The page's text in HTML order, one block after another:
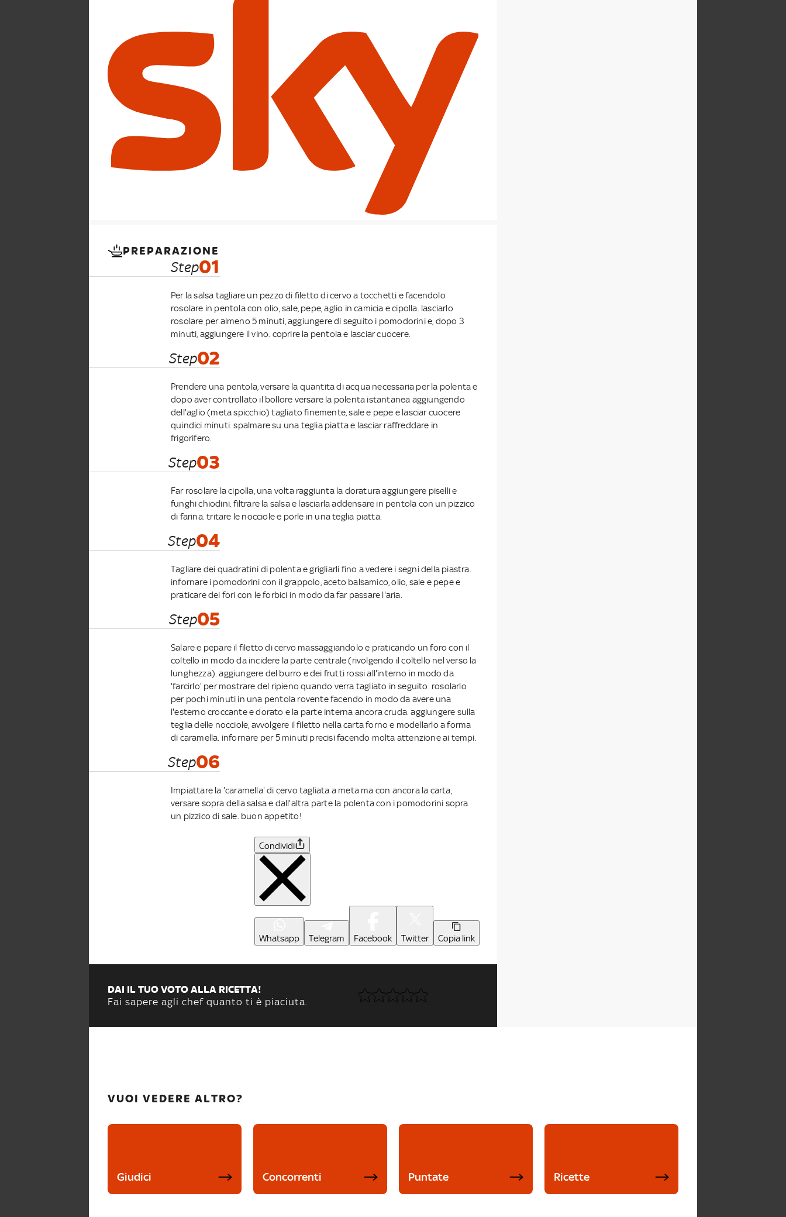
PREPARAZIONE
Step01
Per la salsa tagliare un pezzo di filetto di cervo a tocchetti e facendolo
rosolare in pentola con olio, sale, pepe, aglio in camicia e cipolla. lasciarlo
rosolare per almeno 5 minuti, aggiungere di seguito i pomodorini e, dopo 3
minuti, aggiungere il vino. coprire la pentola e lasciar cuocere.
Step02
Prendere una pentola, versare la quantita di acqua necessaria per la polenta e
dopo aver controllato il bollore versare la polenta istantanea aggiungendo
dell'aglio (meta spicchio) tagliato finemente, sale e pepe e lasciar cuocere
quindici minuti. spalmare su una teglia piatta e lasciar raffreddare in
frigorifero.
Step03
Far rosolare la cipolla, una volta raggiunta la doratura aggiungere piselli e
funghi chiodini. filtrare la salsa e lasciarla addensare in pentola con un pizzico
di farina. tritare le nocciole e porle in una teglia piatta.
Step04
Tagliare dei quadratini di polenta e grigliarli fino a vedere i segni della piastra.
infornare i pomodorini con il grappolo, aceto balsamico, olio, sale e pepe e
praticare dei fori con le forbici in modo da far passare l'aria.
Step05
Salare e pepare il filetto di cervo massaggiandolo e praticando un foro con il
coltello in modo da incidere la parte centrale (rivolgendo il coltello nel verso la
lunghezza). aggiungere del burro e dei frutti rossi all'interno in modo da
'farcirlo' per mostrare del ripieno quando verra tagliato in seguito. rosolarlo
per pochi minuti in una pentola rovente facendo in modo da avere una
l'esterno croccante e dorato e la parte interna ancora cruda. aggiungere sulla
teglia delle nocciole, avvolgere il filetto nella carta forno e modellarlo a forma
di caramella. infornare per 5 minuti precisi facendo molta attenzione ai tempi.
Step06
Impiattare la 'caramella' di cervo tagliata a meta ma con ancora la carta,
versare sopra della salsa e dall'altra parte la polenta con i pomodorini sopra
un pizzico di sale. buon appetito!
Condividi
Whatsapp Telegram Facebook Twitter Copia link
DAI IL TUO VOTO ALLA RICETTA!
Fai sapere agli chef quanto ti è piaciuta.
VUOI VEDERE ALTRO?
Giudici Concorrenti Puntate Ricette